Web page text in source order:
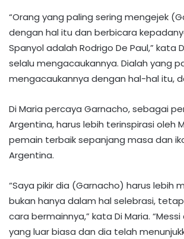
“Orang yang paling sering mengejek
dengan hal itu dan berbicara
Spanyol adalah Rodrigo De Paul,” kata
selalu mengacaukannya. Dialah yang
mengacaukannya dengan hal-hal itu,
Di Maria percaya Garnacho, sebagai
Argentina, harus lebih terinspirasi oleh
pemain terbaik sepanjang masa dan
Argentina.
“Saya pikir dia (Garnacho) harus lebih
bukan hanya dalam hal selebrasi,
cara bermainnya,” kata Di Maria.
yang luar biasa dan dia telah